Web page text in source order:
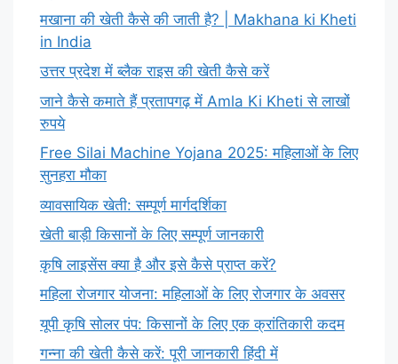
मखाना की खेती कैसे की जाती है? | Makhana ki Kheti
in India
उत्तर प्रदेश में ब्लैक राइस की खेती कैसे करें
जाने कैसे कमाते हैं प्रतापगढ़ में Amla Ki Kheti से लाखों
रुपये
Free Silai Machine Yojana 2025: महिलाओं के लिए
सुनहरा मौका
व्यावसायिक खेती: सम्पूर्ण मार्गदर्शिका
खेती बाड़ी किसानों के लिए सम्पूर्ण जानकारी
कृषि लाइसेंस क्या है और इसे कैसे प्राप्त करें?
महिला रोजगार योजना: महिलाओं के लिए रोजगार के अवसर
यूपी कृषि सोलर पंप: किसानों के लिए एक क्रांतिकारी कदम
गन्ना की खेती कैसे करें: पूरी जानकारी हिंदी में